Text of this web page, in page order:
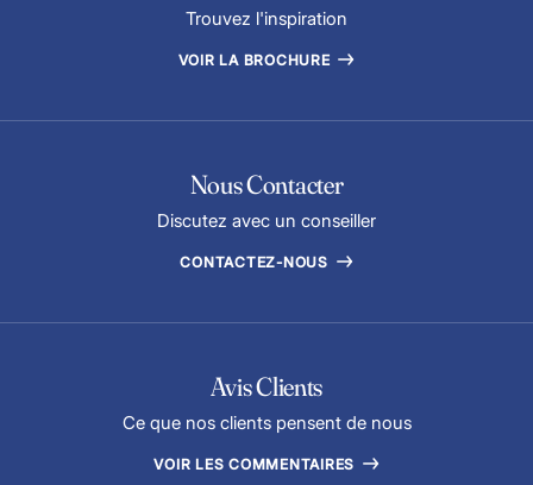
Trouvez l'inspiration
VOIR LA BROCHURE
Nous Contacter
Discutez avec un conseiller
CONTACTEZ-NOUS
Avis Clients
Ce que nos clients pensent de nous
VOIR LES COMMENTAIRES